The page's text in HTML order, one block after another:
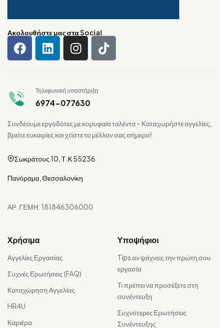
Ακολουθήστε μας στα Social
Τηλεφωνική υποστήριξη
6974-077630
Συνδέουμε εργοδότες με κορυφαία ταλέντα – Καταχωρήστε αγγελίες,
βρείτε ευκαιρίες και χτίστε το μέλλον σας σήμερα!
Σωκράτους 10, Τ.Κ 55236
Πανόραμα, Θεσσαλονίκη
ΑΡ. ΓΕΜΗ: 181846306000
Χρήσιμα
Αγγελίες Εργασίας
Συχνές Ερωτήσεις (FAQ)
Καταχώρηση Αγγελίας
HR4U
Καριέρα
Υποψήφιοι
Tips αν ψάχνεις την πρώτη σου
εργασία
Τι πρέπει να προσέξετε στη
συνέντευξη
Συχνότερες Ερωτήσεις
Συνέντευξης